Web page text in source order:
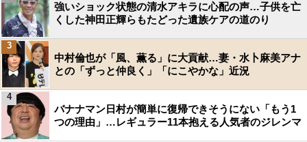
強いショック状態の清水アキラに心配の声…子供を亡
くした神田正輝らもたどった遺族ケアの道のり
中村倫也が「風、薫る」に大貢献…妻・水卜麻美アナ
との「ずっと仲良く」「にこやかな」近況
3
バナナマン日村が簡単に復帰できそうにない「もう1
つの理由」…レギュラー11本抱える人気者のジレンマ
4